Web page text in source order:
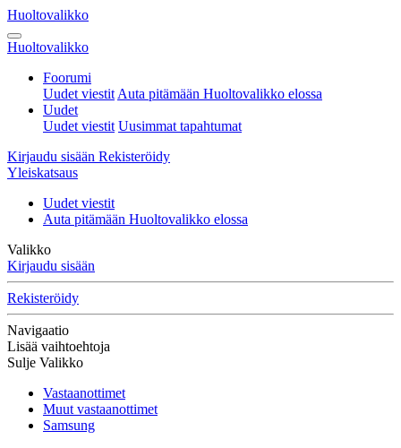
Huoltovalikko
Huoltovalikko
Foorumi
Uudet viestit Auta pitämään Huoltovalikko elossa
Uudet
Uudet viestit Uusimmat tapahtumat
Kirjaudu sisään Rekisteröidy
Yleiskatsaus
Uudet viestit
Auta pitämään Huoltovalikko elossa
Valikko
Kirjaudu sisään
Rekisteröidy
Navigaatio
Lisää vaihtoehtoja
Sulje Valikko
Vastaanottimet
Muut vastaanottimet
Samsung